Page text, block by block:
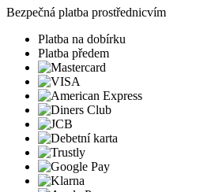
Bezpečná platba prostřednicvím
Platba na dobírku
Platba předem